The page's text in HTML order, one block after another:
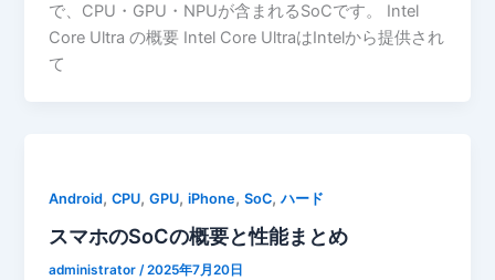
で、CPU・GPU・NPUが含まれるSoCです。 Intel
Core Ultra の概要 Intel Core UltraはIntelから提供され
て
Android,CPU,GPU,iPhone,SoC,ハード
スマホのSoCの概要と性能まとめ
administrator/2025年7月20日